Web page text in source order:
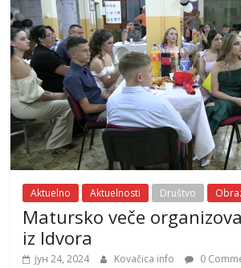
Aktuelno Aktuelnosti Društvo
Matursko veče
iz Idvora
јун 24, 2024 Kovačica info 0